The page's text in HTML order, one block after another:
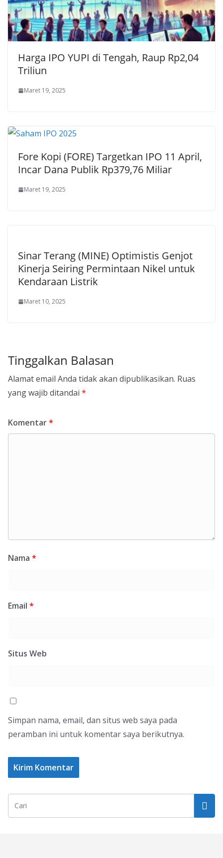
Harga IPO YUPI di Tengah, Raup Rp2,04
Triliun
Maret 19, 2025
Fore Kopi (FORE) Targetkan IPO 11 April,
Incar Dana Publik Rp379,76 Miliar
Maret 19, 2025
Sinar Terang (MINE) Optimistis Genjot
Kinerja Seiring Permintaan Nikel untuk
Kendaraan Listrik
Maret 10, 2025
Tinggalkan Balasan
Alamat email Anda tidak akan dipublikasikan. Ruas
yang wajib ditandai *
Komentar*
Nama *
Email *
Situs Web
Simpan nama, email, dan situs web saya pada
peramban ini untuk komentar saya berikutnya.